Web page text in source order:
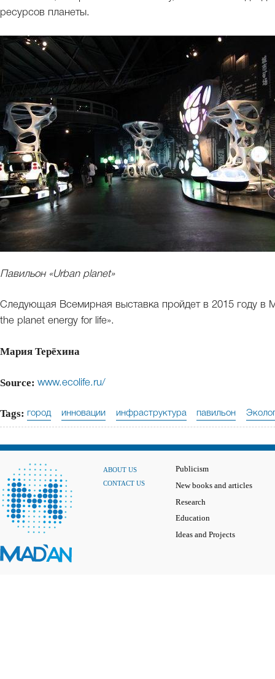
ресурсов планеты.
Павильон «Urban planet»
Следующая Всемирная выставка пройдет в 2015 году в
the planet energy for life».
Мария Терёхина
Source: www.ecolife.ru/
Tags: город инновации инфраструктура павильон
ABOUT US
CONTACT US
Publicism
New books and articles
Research
Education
Ideas and Projects